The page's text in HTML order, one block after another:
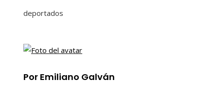
deportados
Por Emiliano Galván